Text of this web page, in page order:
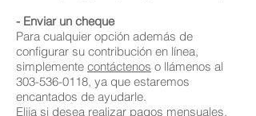
- Enviar un cheque
Para cualquier opción además de
configurar su contribución en línea,
simplemente contáctenos o llámenos al
303-536-0118, ya que estaremos
encantados de ayudarle.
Elija si desea realizar pagos mensuales,